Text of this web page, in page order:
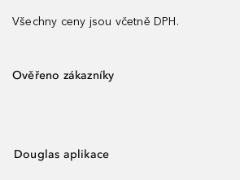
Všechny ceny jsou včetně DPH.
Ověřeno zákazníky
Douglas aplikace